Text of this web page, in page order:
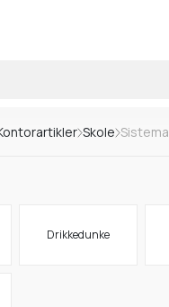
Skole Sistema
Drikkedunke